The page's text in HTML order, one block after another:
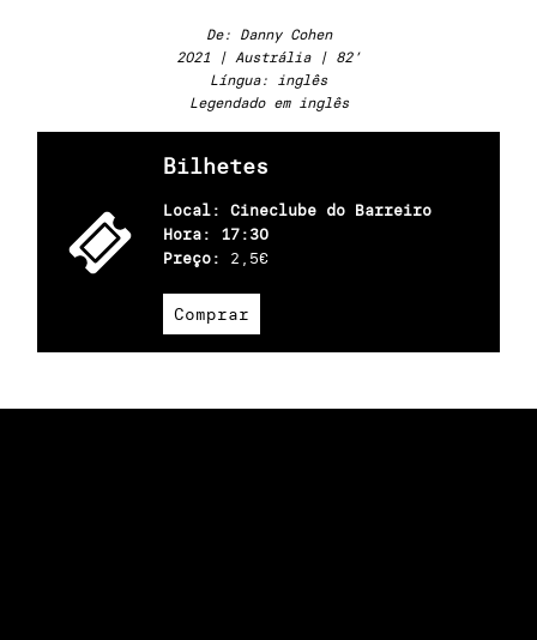
De: Danny Cohen
2021 | Austrália | 82’
Língua: inglês
Legendado em inglês
Bilhetes
Local: Cineclube do Barreiro
Hora: 17:30
Preço: 2,5€
Comprar